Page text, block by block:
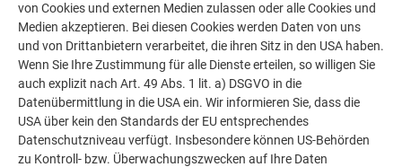
LASSEN SIE SICH INSPIRIEREN
Die PREFA Referenzgalerie zeigt, wie vielseitig
Aluminium eingesetzt werden kann. Entdecken Sie
weitere beeindruckende Projekte mit den langlebigen
PREFA Aluminiumlösungen für Dach, Solar und
Fassade.
von Cookies und externen Medien zulassen oder alle Cookies und
Medien akzeptieren. Bei diesen Cookies werden Daten von uns
und von Drittanbietern verarbeitet, die ihren Sitz in den USA haben.
Wenn Sie Ihre Zustimmung für alle Dienste erteilen, so willigen Sie
auch explizit nach Art. 49 Abs. 1 lit. a) DSGVO in die
Datenübermittlung in die USA ein. Wir informieren Sie, dass die
USA über kein den Standards der EU entsprechendes
Datenschutzniveau verfügt. Insbesondere können US-Behörden
zu Kontroll- bzw. Überwachungszwecken auf Ihre Daten